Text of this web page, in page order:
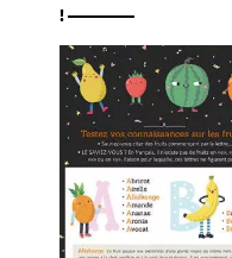
! ————